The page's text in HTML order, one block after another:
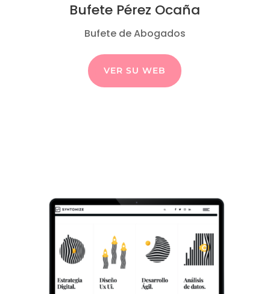
Bufete Pérez Ocaña
Bufete de Abogados
VER SU WEB